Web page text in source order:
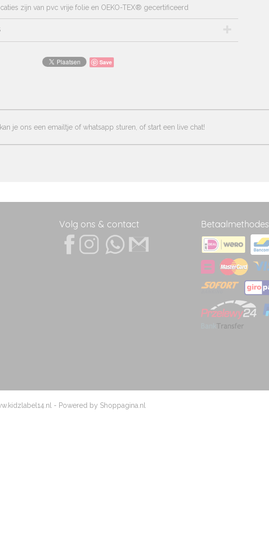
zijn van pvc vrije folie en OEKO-TEX® gecertificeerd
Save
je ons een emailtje of whatsapp sturen, of start een live chat!
Volg ons & contact Betaalmethodes
- Powered by Shoppagina.nl